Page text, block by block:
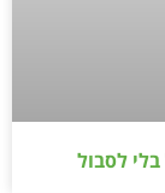
לסבול